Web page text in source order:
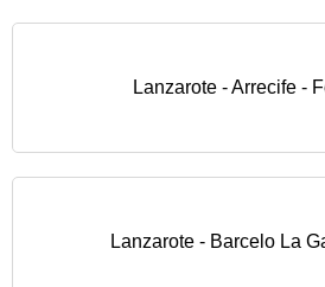
Lanzarote - Arrecife -
Lanzarote - Barcelo La